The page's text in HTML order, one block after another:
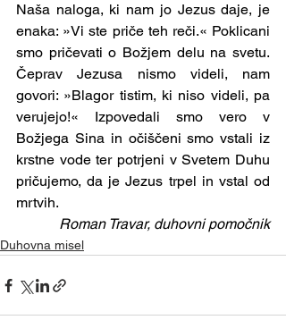
Naša naloga, ki nam jo Jezus daje, je
enaka: »Vi ste priče teh reči.« Poklicani
smo pričevati o Božjem delu na svetu.
Čeprav Jezusa nismo videli, nam
govori: »Blagor tistim, ki niso videli, pa
verujejo!« Izpovedali smo vero v
Božjega Sina in očiščeni smo vstali iz
krstne vode ter potrjeni v Svetem Duhu
pričujemo, da je Jezus trpel in vstal od
mrtvih.
Roman Travar, duhovni pomočnik
Duhovna misel